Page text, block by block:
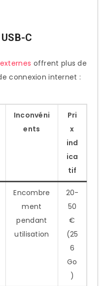
C
offrent plus de
connexion internet :
Inconvéni
ents
Pri
x
ind
ica
tif
Encombre
ment
pendant
utilisation
20-
50
€
(25
6
Go
)